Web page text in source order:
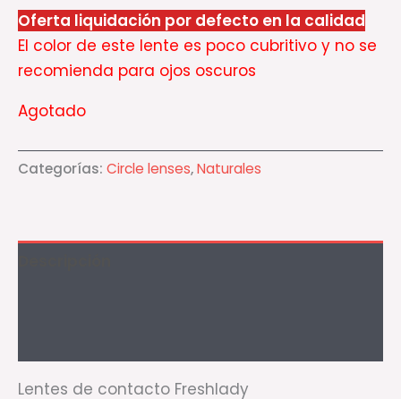
Oferta liquidación por defecto en la calidad
El color de este lente es poco cubritivo y no se
recomienda para ojos oscuros
Agotado
Categorías: Circle lenses,Naturales
Lentes de contacto Freshlady